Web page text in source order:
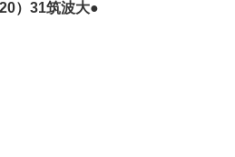
）31筑波大●